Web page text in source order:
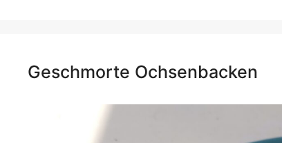
Geschmorte Ochsenbacken